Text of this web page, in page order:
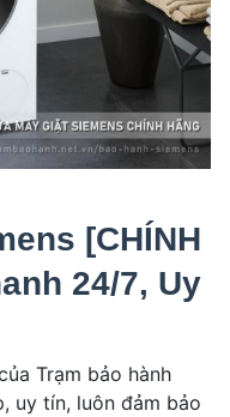
[CHÍNH
24/7, Uy
Trạm bảo hành
uy tín, luôn đảm bảo